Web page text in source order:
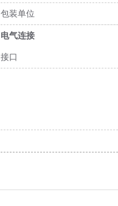
包装单位
电气连接
接口